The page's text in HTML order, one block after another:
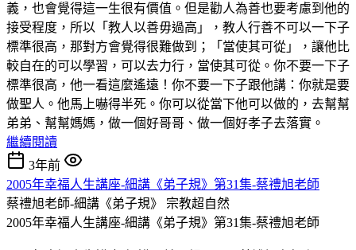
義，也會覺得這一生很有價值。但是勸人為善也要考慮到他的
接受程度，所以「教人以善毋過高」，教人行善不可以一下子
標準很高，那對方會覺得很難做到；「當使其可從」，讓他比
較自在的可以學習，可以去力行，當使其可從。你不要一下子
標準很高，他一看這麼遙遠！你不要一下子跟他講：你就是要
做聖人。他馬上嚇得半死。你可以從當下他可以做的，去幫幫
弟弟、幫幫媽媽，做一個好哥哥、做一個好孝子去落實。
繼續閱讀
3年前
2005年幸福人生講座-細講《弟子規》第31集-蔡禮旭老師
蔡禮旭老師-細講《弟子規》 宗教超自然
2005年幸福人生講座-細講《弟子規》第31集-蔡禮旭老師